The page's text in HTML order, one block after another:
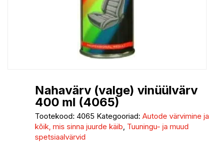
Nahavärv (valge) vinüülvärv
400 ml (4065)
Tootekood: 4065 Kategooriad: Autode värvimine ja
kõik, mis sinna juurde käib, Tuuningu- ja muud
spetsiaalvärvid